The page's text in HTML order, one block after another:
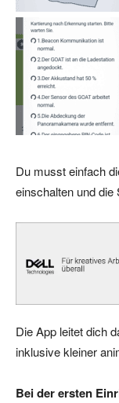
Du musst einfach
einschalten und die
Die App leitet dich
inklusive kleiner
Bei der ersten